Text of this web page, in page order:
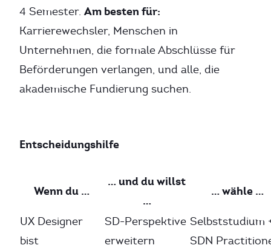
4 Semester. Am besten für:
Karrierewechsler, Menschen in
Unternehmen, die formale Abschlüsse für
Beförderungen verlangen, und alle, die
akademische Fundierung suchen.
Entscheidungshilfe
Wenn du …
… und du willst
…
… wähle …
UX Designer
bist
SD-Perspektive
erweitern
Selbststudium
SDN